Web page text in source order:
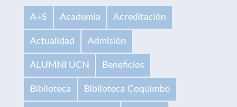
A+S Academia Acreditación
Actualidad Admisión
ALUMNI UCN Beneficios
Biblioteca Biblioteca Coquimbo